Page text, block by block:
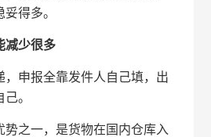
得多。
减少很多
申报全靠发件人自己填，出
。
之一，是货物在国内仓库入